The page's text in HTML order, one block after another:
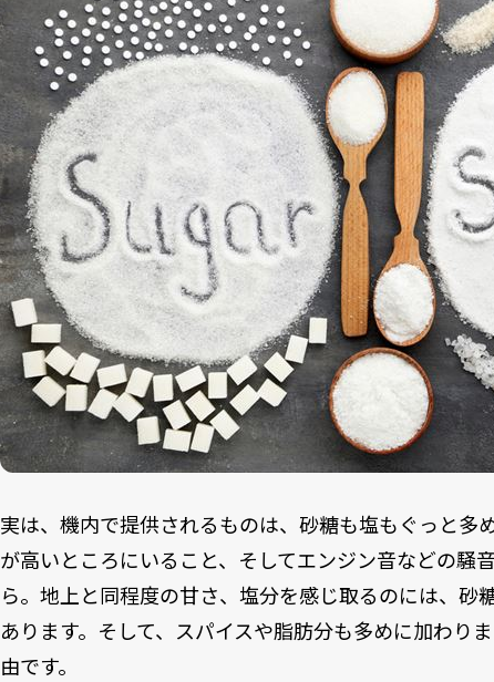
実は、機内で提供されるものは、砂糖も塩もぐっと多
が高いところにいること、そしてエンジン音などの騒
ら。地上と同程度の甘さ、塩分を感じ取るのには、砂
あります。そして、スパイスや脂肪分も多めに加わり
由です。